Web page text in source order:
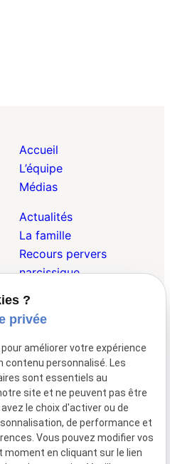
Accueil
L’équipe
Médias
Actualités
La famille
Recours pervers
narcissique
Droit Pénal de la
Famille
Droit Internationnal et
Européen de la Famille
148 avenue de
Wagram75017 Paris
?
privée
améliorer votre expérience
contenu personnalisé. Les
sont essentiels au
site et ne peuvent pas être
le choix d'activer ou de
de performance et
Vous pouvez modifier vos
en cliquant sur le lien